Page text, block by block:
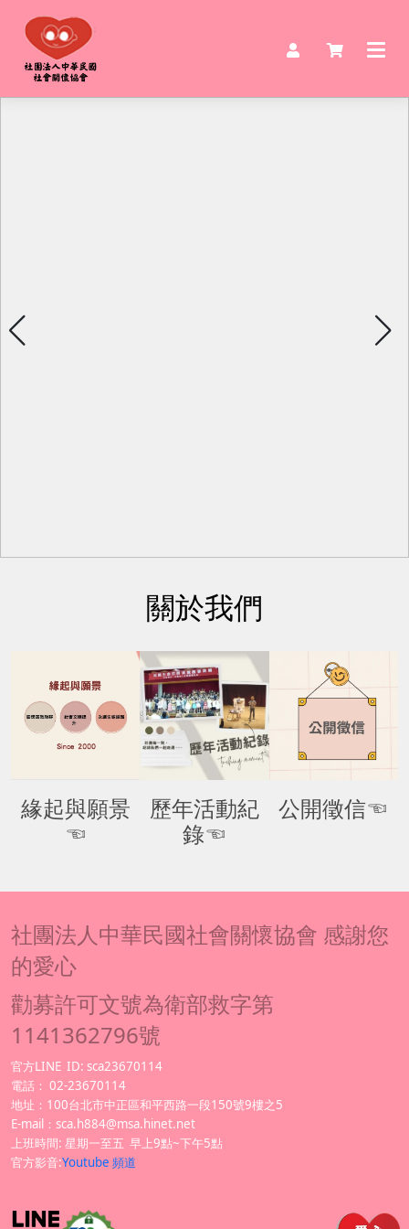
關於我們
緣起與願景
☜
歷年活動紀
錄☜
公開徵信☜
社團法人中華民國社會關懷協會 感謝您
的愛心
勸募許可文號為衛部救字第
1141362796號
官方LINE ID: sca23670114
電話： 02-23670114
地址：100台北市中正區和平西路一段150號9樓之5
E-mail：sca.h884@msa.hinet.net
上班時間: 星期一至五 早上9點~下午5點
官方影音:Youtube 頻道